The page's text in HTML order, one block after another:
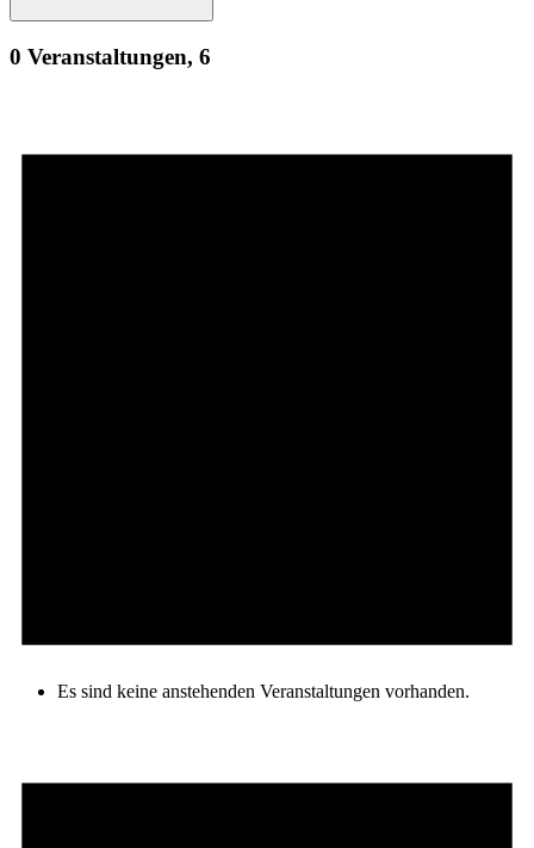
0 Veranstaltungen, 6
Es sind keine anstehenden Veranstaltungen vorhanden.